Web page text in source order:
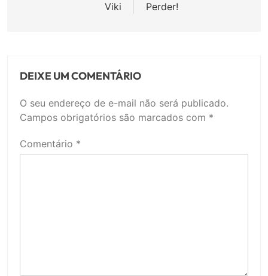
Viki
Perder!
DEIXE UM COMENTÁRIO
O seu endereço de e-mail não será publicado.
Campos obrigatórios são marcados com *
Comentário *